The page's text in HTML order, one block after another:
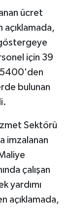
ücret
için 39
5400'den
bulunan
Sektörü
imzalanan
çalışan
yardımı
açıklamada,